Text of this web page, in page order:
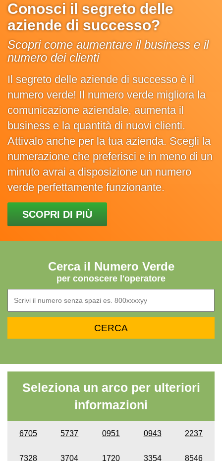
Conosci il segreto delle
aziende di successo?
Scopri come aumentare il business e il
numero dei clienti
Il segreto delle aziende di successo è il
numero verde! Il numero verde migliora la
comunicazione aziendale, aumenta il
business e la quantità di nuovi clienti.
Attivalo anche per la tua azienda. Scegli la
numerazione che preferisci e in meno di un
minuto avrai a disposizione un numero
verde perfettamente funzionante.
SCOPRI DI PIÙ
Cerca il Numero Verde
per conoscere l'operatore
Seleziona un arco per ulteriori
informazioni
6705 5737 0951 0943 2237
7328 3704 1720 3354 8546